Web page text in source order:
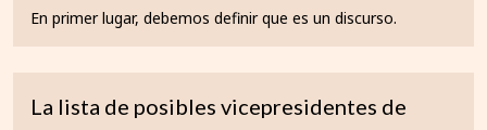
En primer lugar, debemos definir que es un discurso.
La lista de posibles vicepresidentes de